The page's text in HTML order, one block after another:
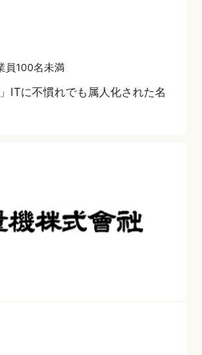
員100名未満
ITに不慣れでも属人化された名